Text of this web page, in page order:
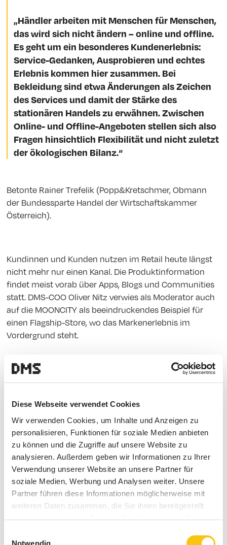
Diese Webseite verwendet Cookies
Wir verwenden Cookies, um Inhalte und Anzeigen zu
personalisieren, Funktionen für soziale Medien anbieten
zu können und die Zugriffe auf unsere Website zu
analysieren. Außerdem geben wir Informationen zu Ihrer
Verwendung unserer Website an unsere Partner für
soziale Medien, Werbung und Analysen weiter. Unsere
Partner führen diese Informationen möglicherweise mit
weiteren Daten zusammen, die Sie ihnen bereitgestellt
haben oder die sie im Rahmen Ihrer Nutzung der Dienste
Notwendig
„Händler arbeiten mit Menschen für Menschen,
das wird sich nicht ändern – online und offline.
Es geht um ein besonderes Kundenerlebnis:
Service-Gedanken, Ausprobieren und echtes
Erlebnis kommen hier zusammen. Bei
Bekleidung sind etwa Änderungen als Zeichen
des Services und damit der Stärke des
stationären Handels zu erwähnen. Zwischen
Online- und Offline-Angeboten stellen sich also
Fragen hinsichtlich Flexibilität und nicht zuletzt
der ökologischen Bilanz.“
Betonte Rainer Trefelik (Popp&Kretschmer, Obmann
der Bundessparte Handel der Wirtschaftskammer
Österreich).
Kundinnen und Kunden nutzen im Retail heute längst
nicht mehr nur einen Kanal. Die Produktinformation
findet meist vorab über Apps, Blogs und Communities
statt. DMS-COO Oliver Nitz verwies als Moderator auch
auf die MOONCITY als beeindruckendes Beispiel für
einen Flagship-Store, wo das Markenerlebnis im
Vordergrund steht.
Von online zu (auch) offline: Nespresso
Klaus Slamanig, B2C Commercial Director bei
Nespresso Austria GmbH & Co OHG, stellte sein
Unternehmen als eines vor, das sich aus dem Online-
Handel heraus entwickelte:
„Nespresso startete seine Erfolgsgeschichte in
gab, jederzeit Nespresso Produkte zu bestellen.